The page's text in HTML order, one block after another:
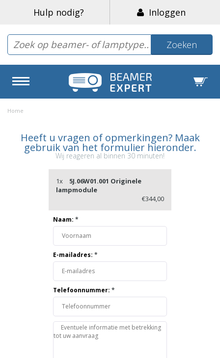
Hulp nodig? Inloggen
Zoeken
Home
Heeft u vragen of opmerkingen? Maak
gebruik van het formulier hieronder.
Wij reageren al binnen 30 minuten!
1x
5J.06W01.001 Originele
lampmodule
€344,00
Naam: *
E-mailadres: *
Telefoonnummer: *